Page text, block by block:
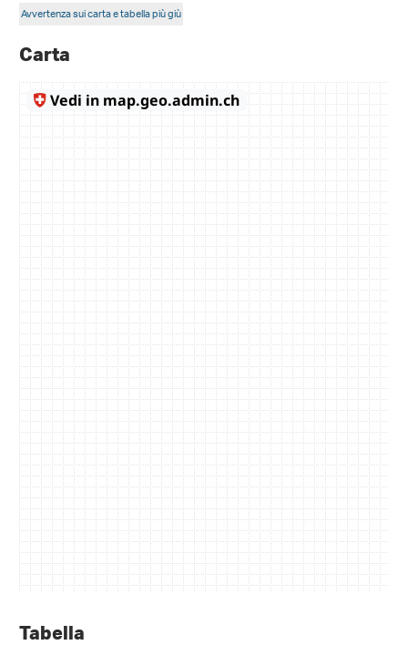
Avvertenza sui carta e tabella più giù
Carta
Tabella